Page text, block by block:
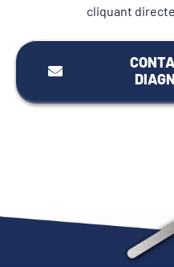
cliquant